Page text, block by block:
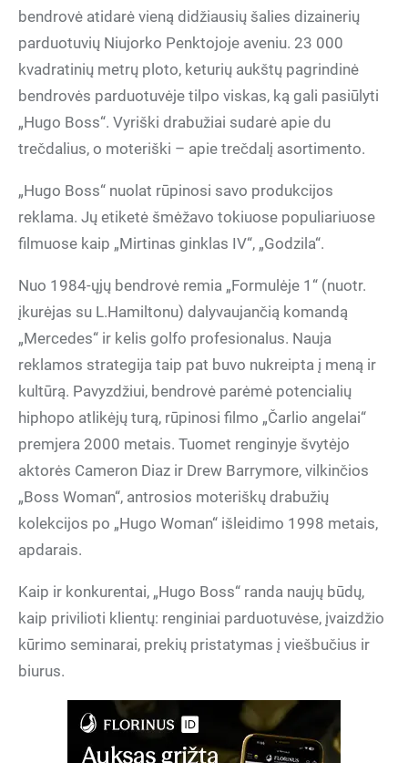
bendrovė atidarė vieną didžiausių šalies dizainerių
parduotuvių Niujorko Penktojoje aveniu. 23 000
kvadratinių metrų ploto, keturių aukštų pagrindinė
bendrovės parduotuvėje tilpo viskas, ką gali pasiūlyti
„Hugo Boss“. Vyriški drabužiai sudarė apie du
trečdalius, o moteriški – apie trečdalį asortimento.
„Hugo Boss“ nuolat rūpinosi savo produkcijos
reklama. Jų etiketė šmėžavo tokiuose populiariuose
filmuose kaip „Mirtinas ginklas IV“, „Godzila“.
Nuo 1984-ųjų bendrovė remia „Formulėje 1“ (nuotr.
įkurėjas su L.Hamiltonu) dalyvaujančią komandą
„Mercedes“ ir kelis golfo profesionalus. Nauja
reklamos strategija taip pat buvo nukreipta į meną ir
kultūrą. Pavyzdžiui, bendrovė parėmė potencialių
hiphopo atlikėjų turą, rūpinosi filmo „Čarlio angelai“
premjera 2000 metais. Tuomet renginyje švytėjo
aktorės Cameron Diaz ir Drew Barrymore, vilkinčios
„Boss Woman“, antrosios moteriškų drabužių
kolekcijos po „Hugo Woman“ išleidimo 1998 metais,
apdarais.
Kaip ir konkurentai, „Hugo Boss“ randa naujų būdų,
kaip privilioti klientų: renginiai parduotuvėse, įvaizdžio
kūrimo seminarai, prekių pristatymas į viešbučius ir
biurus.